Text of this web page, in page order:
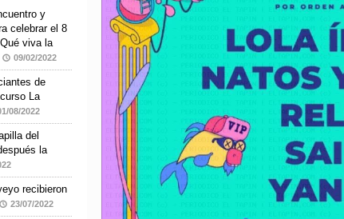
y
celebrar el 8
viva la
09/02/2022
de
La
08/2022
del
la
recibieron
23/07/2022